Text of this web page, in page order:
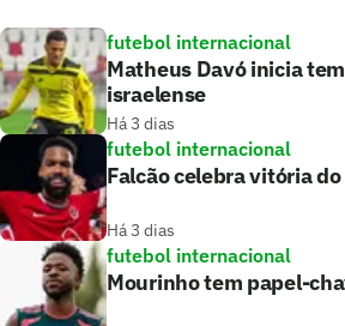
futebol internacional
Matheus Davó inicia
israelense
Há 3 dias
futebol internacional
Falcão celebra vitória
Há 3 dias
futebol internacional
Mourinho tem papel-